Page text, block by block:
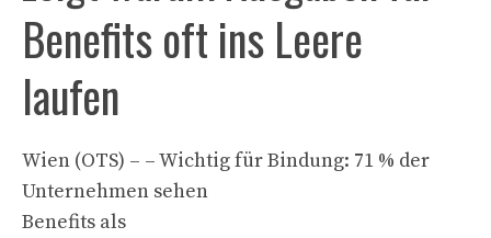
Benefits oft ins Leere
laufen
Wien (OTS) – – Wichtig für Bindung: 71 % der
Unternehmen sehen
Benefits als